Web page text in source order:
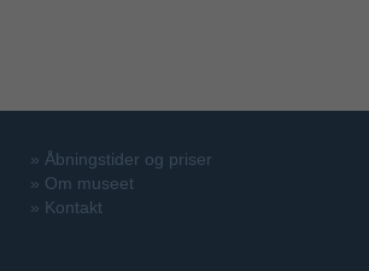
» Åbningstider og priser
» Om museet
» Kontakt